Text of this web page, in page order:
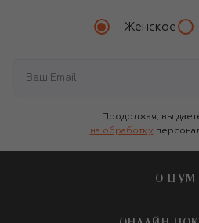
Женское
Продолжая, вы
на обработку
О ЦУМ
О магазине